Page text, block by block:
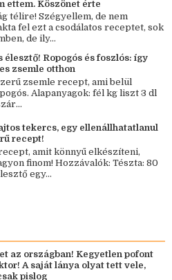
ettem. Köszönet érte
télire! Szégyellem, de nem
fel ezt a csodálatos receptet, sok
de ily...
élesztő! Ropogós és foszlós: így
zsemle otthon
zsemle recept, ami belül
Alapanyagok: fél kg liszt 3 dl
tekercs, egy ellenállhatatlanul
recept!
amit könnyű elkészíteni,
finom! Hozzávalók: Tészta: 80
egy...
az országban! Kegyetlen pofont
A saját lánya olyat tett vele,
pislog